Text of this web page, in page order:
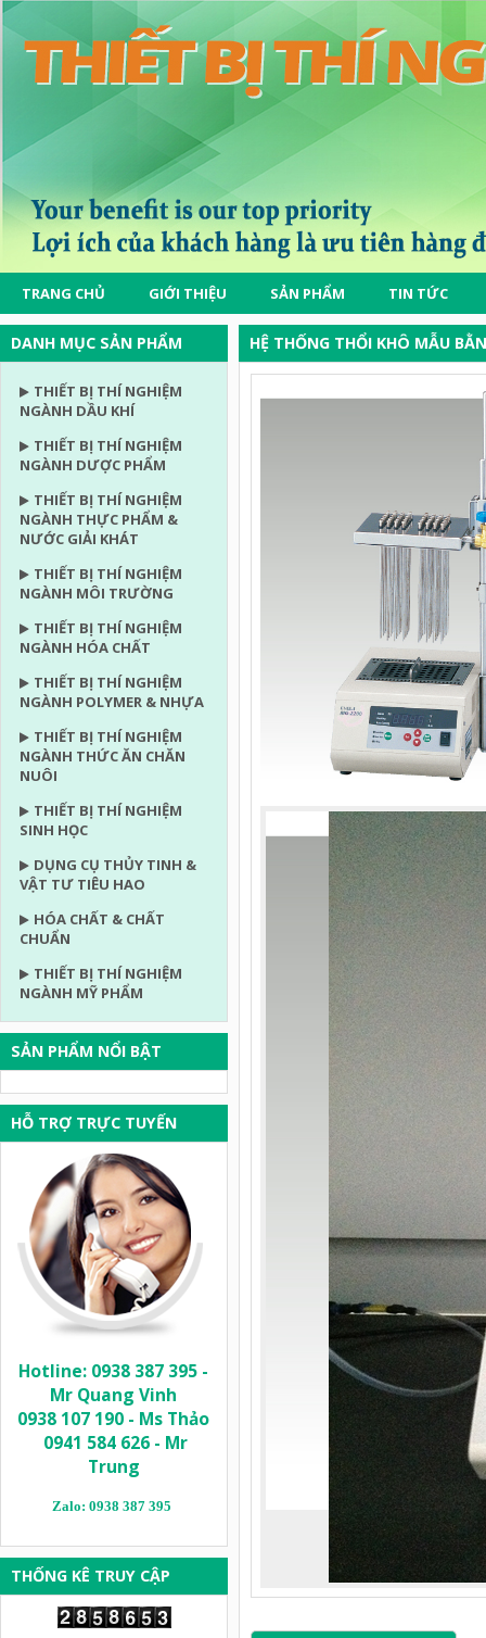
TRANG CHỦ GIỚI THIỆU SẢN PHẨM TIN TỨC
DANH MỤC SẢN PHẨM
THIẾT BỊ THÍ NGHIỆM
NGÀNH DẦU KHÍ
THIẾT BỊ THÍ NGHIỆM
NGÀNH DƯỢC PHẨM
THIẾT BỊ THÍ NGHIỆM
NGÀNH THỰC PHẨM &
NƯỚC GIẢI KHÁT
THIẾT BỊ THÍ NGHIỆM
NGÀNH MÔI TRƯỜNG
THIẾT BỊ THÍ NGHIỆM
NGÀNH HÓA CHẤT
THIẾT BỊ THÍ NGHIỆM
NGÀNH POLYMER & NHỰA
THIẾT BỊ THÍ NGHIỆM
NGÀNH THỨC ĂN CHĂN
NUÔI
THIẾT BỊ THÍ NGHIỆM
SINH HỌC
DỤNG CỤ THỦY TINH &
VẬT TƯ TIÊU HAO
HÓA CHẤT & CHẤT
CHUẨN
THIẾT BỊ THÍ NGHIỆM
NGÀNH MỸ PHẨM
SẢN PHẨM NỔI BẬT
HỖ TRỢ TRỰC TUYẾN
Hotline: 0938 387 395 -
Mr Quang Vinh
0938 107 190 - Ms Thảo
0941 584 626 - Mr
Trung
Zalo: 0938 387 395
THỐNG KÊ TRUY CẬP
HỆ THỐNG THỔI KHÔ MẪU